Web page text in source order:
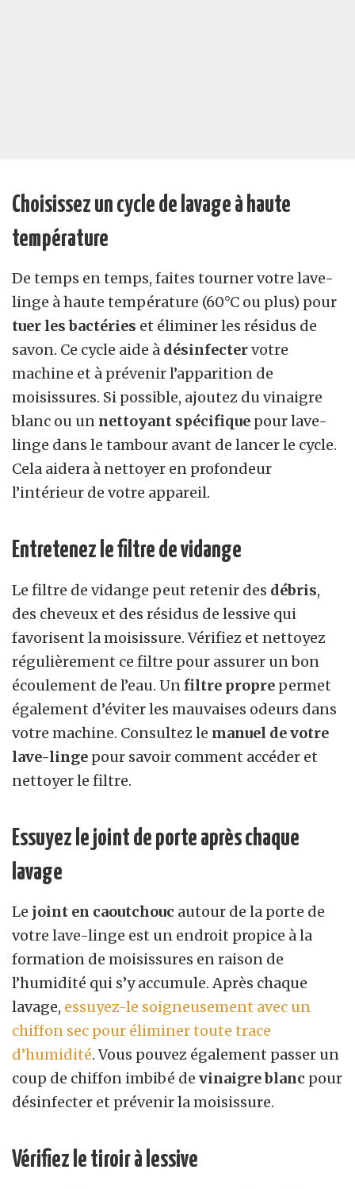
Choisissez un cycle de lavage à haute
température
De temps en temps, faites tourner votre lave-
linge à haute température (60°C ou plus) pour
tuer les bactéries et éliminer les résidus de
savon. Ce cycle aide à désinfectervotre
machine et à prévenir l’apparition de
moisissures. Si possible, ajoutez du vinaigre
blanc ou un nettoyant spécifique pour lave-
linge dans le tambour avant de lancer le cycle.
Cela aidera à nettoyer en profondeur
l’intérieur de votre appareil.
Entretenez le filtre de vidange
Le filtre de vidange peut retenir des débris,
des cheveux et des résidus de lessive qui
favorisent la moisissure. Vérifiez et nettoyez
régulièrement ce filtre pour assurer un bon
écoulement de l’eau. Un filtre propre permet
également d’éviter les mauvaises odeurs dans
votre machine. Consultez le manuel de votre
lave-linge pour savoir comment accéder et
nettoyer le filtre.
Essuyez le joint de porte après chaque
lavage
Le joint en caoutchouc autour de la porte de
votre lave-linge est un endroit propice à la
formation de moisissures en raison de
l’humidité qui s’y accumule. Après chaque
lavage, essuyez-le soigneusement avec un
chiffon sec pour éliminer toute trace
d’humidité. Vous pouvez également passer un
coup de chiffon imbibé de vinaigre blanc pour
désinfecter et prévenir la moisissure.
Vérifiez le tiroir à lessive